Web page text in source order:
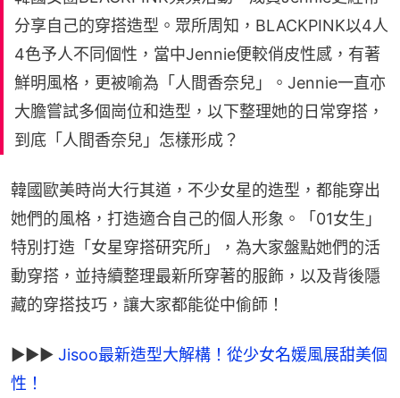
分享自己的穿搭造型。眾所周知，BLACKPINK以4人
4色予人不同個性，當中Jennie便較俏皮性感，有著
鮮明風格，更被喻為「人間香奈兒」。Jennie一直亦
大膽嘗試多個崗位和造型，以下整理她的日常穿搭，
到底「人間香奈兒」怎樣形成？
韓國歐美時尚大行其道，不少女星的造型，都能穿出
她們的風格，打造適合自己的個人形象。「01女生」
特別打造「女星穿搭研究所」，為大家盤點她們的活
動穿搭，並持續整理最新所穿著的服飾，以及背後隱
藏的穿搭技巧，讓大家都能從中偷師！
►►► Jisoo最新造型大解構！從少女名媛風展甜美個